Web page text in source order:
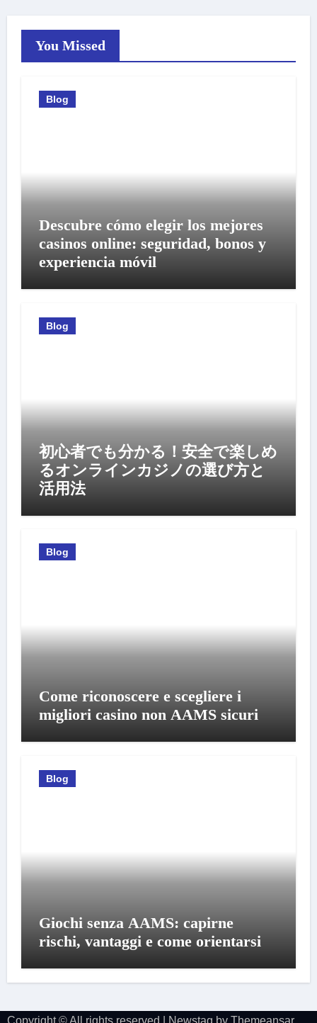
You Missed
Blog
Descubre cómo elegir los mejores
casinos online: seguridad, bonos y
experiencia móvil
Blog
初心者でも分かる！安全で楽しめ
るオンラインカジノの選び方と
活用法
Blog
Come riconoscere e scegliere i
migliori casino non AAMS sicuri
Blog
Giochi senza AAMS: capirne
rischi, vantaggi e come orientarsi
Copyright © All rights reserved Newstag by Themeansar.